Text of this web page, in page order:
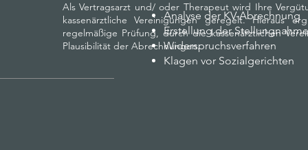
Als Vertragsarzt und/ oder Therapeut wird Ihre
kassenärztliche Vereinigungen geregelt. Hieraus
regelmäßige Prüfung, durch die kassenärztlichen
Plausibilität der Abrechnungen.
Analyse der KV-Abrechnung
Erstellung der Stellungnahme
Widerspruchsverfahren
Klagen vor Sozialgerichten